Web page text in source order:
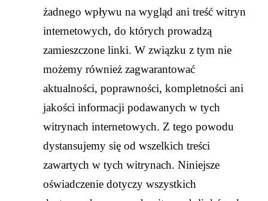
żadnego wpływu na wygląd ani treść witryn
internetowych, do których prowadzą
zamieszczone linki. W związku z tym nie
możemy również zagwarantować
aktualności, poprawności, kompletności ani
jakości informacji podawanych w tych
witrynach internetowych. Z tego powodu
dystansujemy się od wszelkich treści
zawartych w tych witrynach. Niniejsze
oświadczenie dotyczy wszystkich